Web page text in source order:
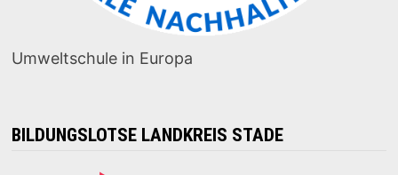
Umweltschule in Europa
BILDUNGSLOTSE LANDKREIS STADE